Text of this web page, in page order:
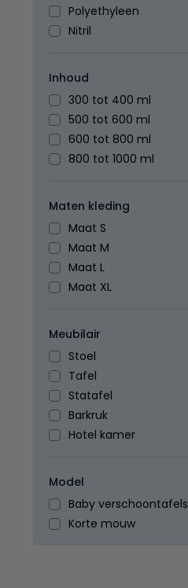
Polyethyleen
Nitril
Inhoud
300 tot 400 ml
500 tot 600 ml
600 tot 800 ml
800 tot 1000 ml
Maten kleding
Maat S
Maat M
Maat L
Maat XL
Meubilair
Stoel
Tafel
Statafel
Barkruk
Hotel kamer
Model
Baby verschoontafels
Korte mouw